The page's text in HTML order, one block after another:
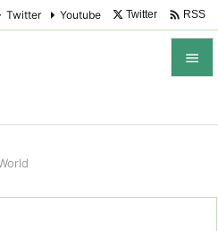

Twitter Youtube Twitter  RSS